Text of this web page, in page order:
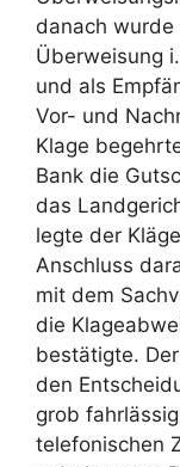
danach wurde
Überweisung
und als
Vor- und
Klage
Bank die
das
legte der
Anschluss
mit dem
die
bestätigte.
den
grob
telefonischen